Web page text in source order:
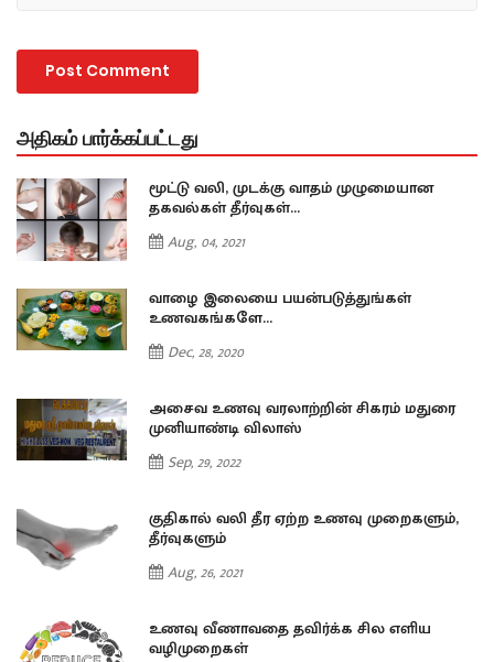
அதிகம் பார்க்கப்பட்டது
மூட்டு வலி, முடக்கு வாதம் முழுமையான
தகவல்கள் தீர்வுகள்...
Aug, 04, 2021
வாழை இலையை பயன்படுத்துங்கள்
உணவகங்களே...
Dec, 28, 2020
அசைவ உணவு வரலாற்றின் சிகரம் மதுரை
முனியாண்டி விலாஸ்
Sep, 29, 2022
குதிகால் வலி தீர ஏற்ற உணவு முறைகளும்,
தீர்வுகளும்
Aug, 26, 2021
உணவு வீணாவதை தவிர்க்க சில எளிய
வழிமுறைகள்